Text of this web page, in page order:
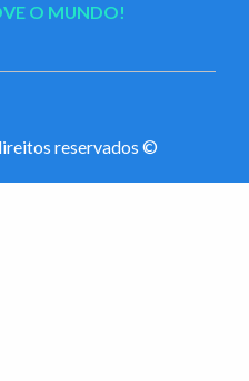
O MUNDO!
reservados ©